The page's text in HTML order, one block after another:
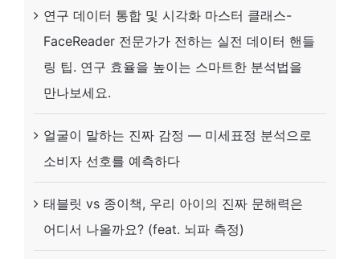
연구 데이터 통합 및 시각화 마스터 클래스-
FaceReader 전문가가 전하는 실전 데이터 핸들
링 팁. 연구 효율을 높이는 스마트한 분석법을
만나보세요.
얼굴이 말하는 진짜 감정 — 미세표정 분석으로
소비자 선호를 예측하다
태블릿 vs 종이책, 우리 아이의 진짜 문해력은
어디서 나올까요? (feat. 뇌파 측정)